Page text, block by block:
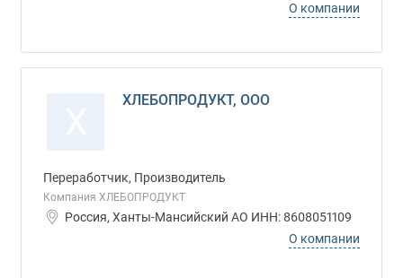
О компании
ХЛЕБОПРОДУКТ, ООО
Переработчик, Производитель
Компания ХЛЕБОПРОДУКТ
Россия, Ханты-Мансийский АО ИНН: 8608051109
О компании